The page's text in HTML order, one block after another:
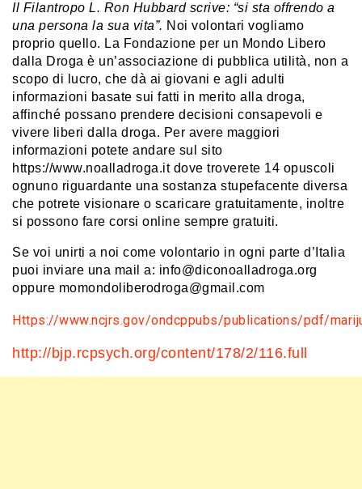
Il Filantropo L. Ron Hubbard scrive: “si sta offrendo a
una persona la sua vita”. Noi volontari vogliamo
proprio quello. La Fondazione per un Mondo Libero
dalla Droga è un’associazione di pubblica utilità, non a
scopo di lucro, che dà ai giovani e agli adulti
informazioni basate sui fatti in merito alla droga,
affinché possano prendere decisioni consapevoli e
vivere liberi dalla droga. Per avere maggiori
informazioni potete andare sul sito
https://www.noalladroga.it dove troverete 14 opuscoli
ognuno riguardante una sostanza stupefacente diversa
che potrete visionare o scaricare gratuitamente, inoltre
si possono fare corsi online sempre gratuiti.
Se voi unirti a noi come volontario in ogni parte d’Italia
puoi inviare una mail a: info@diconoalladroga.org
oppure momondoliberodroga@gmail.com
Https://www.ncjrs.gov/ondcppubs/publications/pdf/
http://bjp.rcpsych.org/content/178/2/116.full